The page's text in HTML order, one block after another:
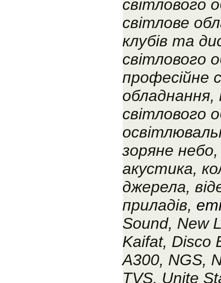
світлового
світлове
клубів та
світлового
професійне
світлового
зоряне
акустика,
джерела,
приладів,
Sound, New
Kaifat, Disco
A300, NGS,
TVS, Unite